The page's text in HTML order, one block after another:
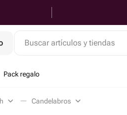
Buscar artículos y tiendas
Pack regalo
Candelabros